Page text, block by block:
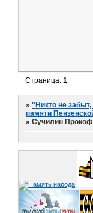
Страница:1
»"Никто не
памяти
»Сучилин